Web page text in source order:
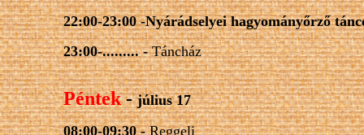
22:00-23:00-Nyárádselyei hagyományőrző
23:00-......... -Táncház
Péntek-július 17
08:00-09:30 -Reggeli